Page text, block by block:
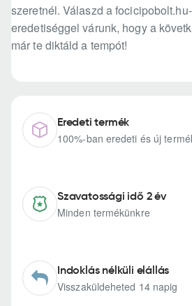
szeretnél. Válaszd a
eredetiséggel várunk, hogy a
már te diktáld a tempót!
Eredeti termék
100%-ban eredeti és új
Szavatossági idő 2 év
Minden termékünkre
Indoklás nélküli elállás
Visszaküldeheted 14 napig